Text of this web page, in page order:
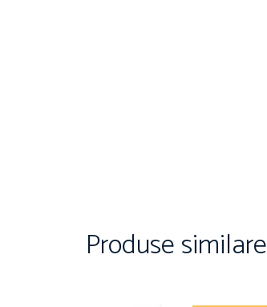
Produse similare